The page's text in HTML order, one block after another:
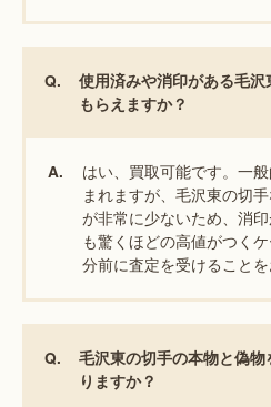
Q.
使用済みや消印がある毛
もらえますか？
A.
はい、買取可能です。一
まれますが、毛沢東の切
が非常に少ないため、消
も驚くほどの高値がつく
分前に査定を受けることを
Q.
毛沢東の切手の本物と偽
りますか？